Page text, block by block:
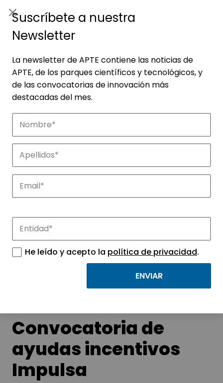
Noticias
Conoce las noticias más destacadas de
APTE y sus parques científicos y
Convocatoria de
ayudas incentivos
Impulsa
Suscríbete a nuestra
Newsletter
La newsletter de APTE contiene las noticias de
APTE, de los parques científicos y tecnológicos, y
de las convocatorias de innovación más
destacadas del mes.
He leído y acepto la política de privacidad.